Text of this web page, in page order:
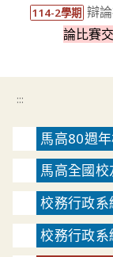
114-2學期 辯
論比賽
:::
馬高80週
馬高全國校
校務行政系
校務行政系